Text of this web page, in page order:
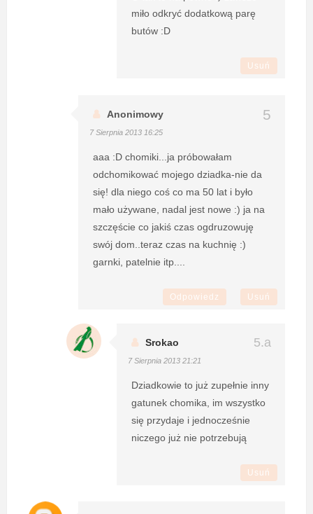
miło odkryć dodatkową parę
butów :D
Usuń
Anonimowy
7 Sierpnia 2013 16:25
aaa :D chomiki...ja próbowałam
odchomikować mojego dziadka-nie da
się! dla niego coś co ma 50 lat i było
mało używane, nadal jest nowe :) ja na
szczęście co jakiś czas ogdruzowuję
swój dom..teraz czas na kuchnię :)
garnki, patelnie itp....
Odpowiedz Usuń
Srokao
7 Sierpnia 2013 21:21
Dziadkowie to już zupełnie inny
gatunek chomika, im wszystko
się przydaje i jednocześnie
niczego już nie potrzebują
Usuń